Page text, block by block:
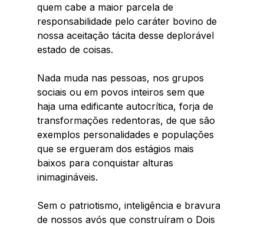
quem cabe a maior parcela de
responsabilidade pelo caráter bovino de
nossa aceitação tácita desse deplorável
estado de coisas.
Nada muda nas pessoas, nos grupos
sociais ou em povos inteiros sem que
haja uma edificante autocrítica, forja de
transformações redentoras, de que são
exemplos personalidades e populações
que se ergueram dos estágios mais
baixos para conquistar alturas
inimagináveis.
Sem o patriotismo, inteligência e bravura
de nossos avós que construíram o Dois